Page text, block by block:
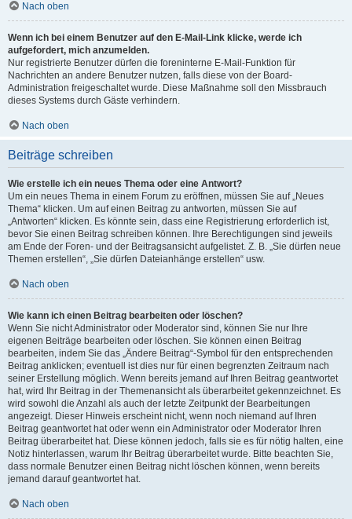
Nach oben
Wenn ich bei einem Benutzer auf den E-Mail-Link klicke, werde ich
aufgefordert, mich anzumelden.
Nur registrierte Benutzer dürfen die foreninterne E-Mail-Funktion für
Nachrichten an andere Benutzer nutzen, falls diese von der Board-
Administration freigeschaltet wurde. Diese Maßnahme soll den Missbrauch
dieses Systems durch Gäste verhindern.
Nach oben
Beiträge schreiben
Wie erstelle ich ein neues Thema oder eine Antwort?
Um ein neues Thema in einem Forum zu eröffnen, müssen Sie auf „Neues
Thema“ klicken. Um auf einen Beitrag zu antworten, müssen Sie auf
„Antworten“ klicken. Es könnte sein, dass eine Registrierung erforderlich ist,
bevor Sie einen Beitrag schreiben können. Ihre Berechtigungen sind jeweils
am Ende der Foren- und der Beitragsansicht aufgelistet. Z. B. „Sie dürfen neue
Themen erstellen“, „Sie dürfen Dateianhänge erstellen“ usw.
Nach oben
Wie kann ich einen Beitrag bearbeiten oder löschen?
Wenn Sie nicht Administrator oder Moderator sind, können Sie nur Ihre
eigenen Beiträge bearbeiten oder löschen. Sie können einen Beitrag
bearbeiten, indem Sie das „Ändere Beitrag“-Symbol für den entsprechenden
Beitrag anklicken; eventuell ist dies nur für einen begrenzten Zeitraum nach
seiner Erstellung möglich. Wenn bereits jemand auf Ihren Beitrag geantwortet
hat, wird Ihr Beitrag in der Themenansicht als überarbeitet gekennzeichnet. Es
wird sowohl die Anzahl als auch der letzte Zeitpunkt der Bearbeitungen
angezeigt. Dieser Hinweis erscheint nicht, wenn noch niemand auf Ihren
Beitrag geantwortet hat oder wenn ein Administrator oder Moderator Ihren
Beitrag überarbeitet hat. Diese können jedoch, falls sie es für nötig halten, eine
Notiz hinterlassen, warum Ihr Beitrag überarbeitet wurde. Bitte beachten Sie,
dass normale Benutzer einen Beitrag nicht löschen können, wenn bereits
jemand darauf geantwortet hat.
Nach oben